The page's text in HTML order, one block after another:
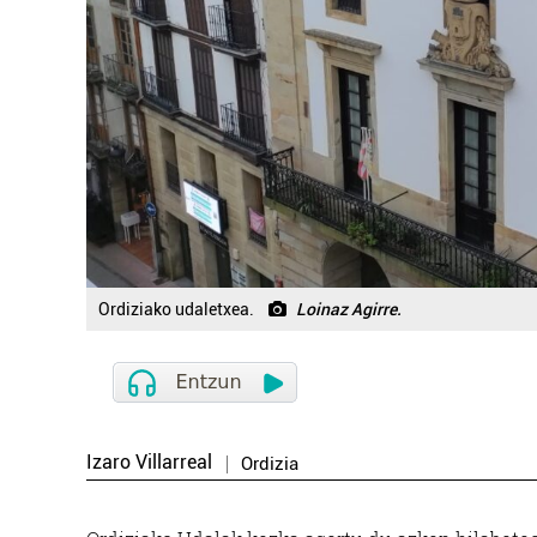
Ordiziako udaletxea. Loinaz Agirre.
Izaro Villarreal Ordizia